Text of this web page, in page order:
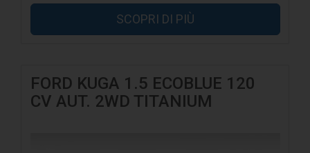
SCOPRI DI PIÙ
FORD KUGA 1.5 ECOBLUE 120
CV AUT. 2WD TITANIUM